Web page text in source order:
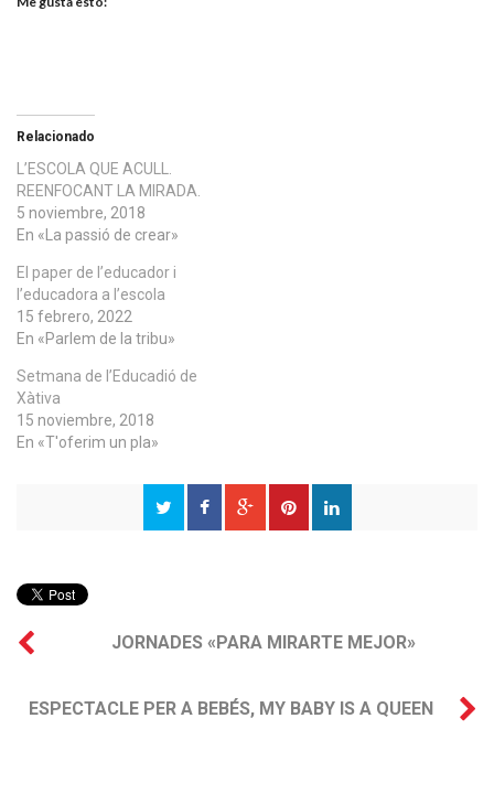
Relacionado
L’ESCOLA QUE ACULL.
REENFOCANT LA MIRADA.
5 noviembre, 2018
En «La passió de crear»
El paper de l’educador i
l’educadora a l’escola
15 febrero, 2022
En «Parlem de la tribu»
Setmana de l’Educadió de
Xàtiva
15 noviembre, 2018
En «T'oferim un pla»
JORNADES «PARA MIRARTE MEJOR»
ESPECTACLE PER A BEBÉS, MY BABY IS A QUEEN